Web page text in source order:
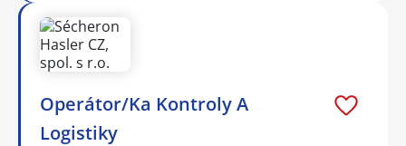
Operátor/Ka Kontroly A
Logistiky